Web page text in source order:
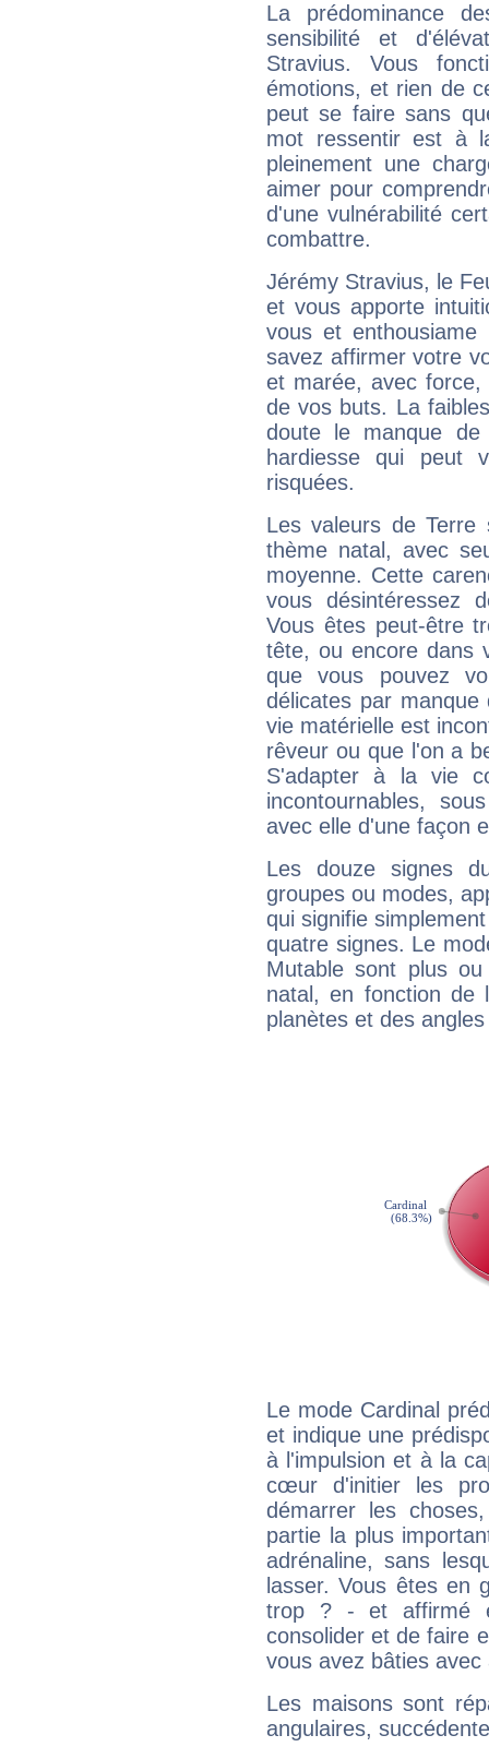
La prédominance
sensibilité et
Stravius. Vous
émotions, et rien de
peut se faire sans
mot ressentir est à
pleinement une
aimer pour
d'une vulnérabilité
combattre.
Jérémy Stravius, le
et vous apporte
vous et
savez affirmer votre
et marée, avec
de vos buts. La
doute le manque
hardiesse qui peut
risquées.
Les valeurs de Terre
thème natal, avec
moyenne. Cette
vous désintéressez
Vous êtes peut-être
tête, ou encore dans
que vous pouvez
délicates par
vie matérielle est
rêveur ou que l'on a
S'adapter à la vie
incontournables,
avec elle d'une façon
Les douze signes
groupes ou modes,
qui signifie
quatre signes. Le
Mutable sont plus
natal, en fonction de
planètes et des
Le mode Cardinal
et indique une
à l'impulsion et à la
cœur d'initier les
démarrer les
partie la plus
adrénaline, sans
lasser. Vous êtes en
trop ? - et affirmé
consolider et de faire
vous avez bâties avec
Les maisons sont
angulaires,